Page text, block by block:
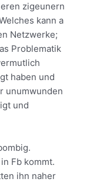
zigeunern
kann a
Netzwerke;
Problematik
haben und
unumwunden
und
Fb kommt.
ihn naher